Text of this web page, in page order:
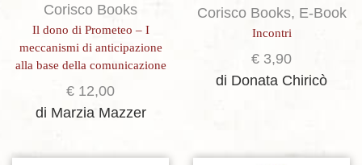
Corisco Books
Il dono di Prometeo – I
meccanismi di anticipazione
alla base della comunicazione
€ 12,00
di Marzia Mazzer
Corisco Books, E-Book
Incontri
€ 3,90
di Donata Chiricò